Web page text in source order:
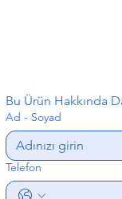
Bu Ürün Hakkında
Ad - Soyad
Telefon